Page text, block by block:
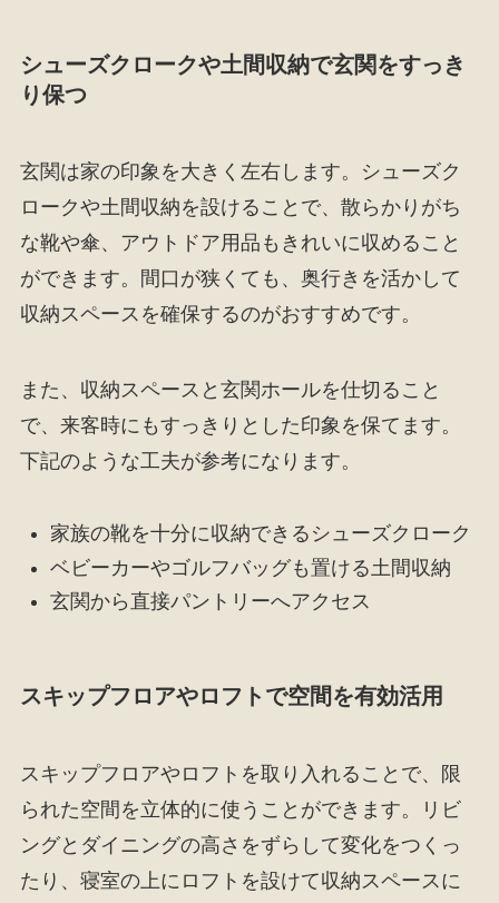
シューズクロークや土間収納で玄関をすっき
り保つ
玄関は家の印象を大きく左右します。シューズク
ロークや土間収納を設けることで、散らかりがち
な靴や傘、アウトドア用品もきれいに収めること
ができます。間口が狭くても、奥行きを活かして
収納スペースを確保するのがおすすめです。
また、収納スペースと玄関ホールを仕切ること
で、来客時にもすっきりとした印象を保てます。
下記のような工夫が参考になります。
家族の靴を十分に収納できるシューズクローク
ベビーカーやゴルフバッグも置ける土間収納
玄関から直接パントリーへアクセス
スキップフロアやロフトで空間を有効活用
スキップフロアやロフトを取り入れることで、限
られた空間を立体的に使うことができます。リビ
ングとダイニングの高さをずらして変化をつくっ
たり、寝室の上にロフトを設けて収納スペースに